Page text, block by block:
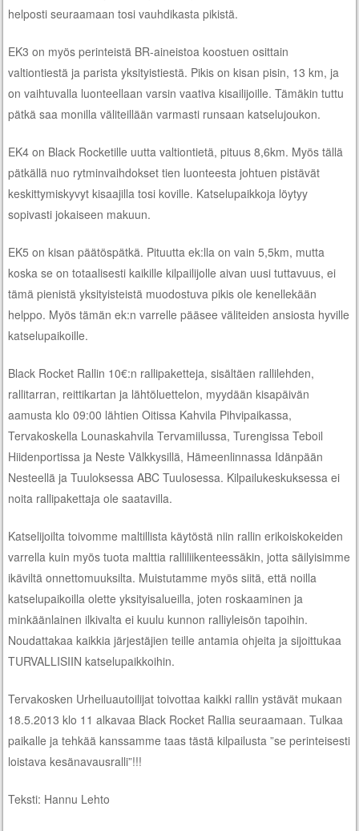
helposti seuraamaan tosi vauhdikasta pikistä.
EK3 on myös perinteistä BR-aineistoa koostuen osittain
valtiontiestä ja parista yksityistiestä. Pikis on kisan pisin, 13 km, ja
on vaihtuvalla luonteellaan varsin vaativa kisailijoille. Tämäkin tuttu
pätkä saa monilla väliteillään varmasti runsaan katselujoukon.
EK4 on Black Rocketille uutta valtiontietä, pituus 8,6km. Myös tällä
pätkällä nuo rytminvaihdokset tien luonteesta johtuen pistävät
keskittymiskyvyt kisaajilla tosi koville. Katselupaikkoja löytyy
sopivasti jokaiseen makuun.
EK5 on kisan päätöspätkä. Pituutta ek:lla on vain 5,5km, mutta
koska se on totaalisesti kaikille kilpailijolle aivan uusi tuttavuus, ei
tämä pienistä yksityisteistä muodostuva pikis ole kenellekään
helppo. Myös tämän ek:n varrelle pääsee väliteiden ansiosta hyville
katselupaikoille.
Black Rocket Rallin 10€:n rallipaketteja, sisältäen rallilehden,
rallitarran, reittikartan ja lähtöluettelon, myydään kisapäivän
aamusta klo 09:00 lähtien Oitissa Kahvila Pihvipaikassa,
Tervakoskella Lounaskahvila Tervamiilussa, Turengissa Teboil
Hiidenportissa ja Neste Välkkysillä, Hämeenlinnassa Idänpään
Nesteellä ja Tuuloksessa ABC Tuulosessa. Kilpailukeskuksessa ei
noita rallipakettaja ole saatavilla.
Katselijoilta toivomme maltillista käytöstä niin rallin erikoiskokeiden
varrella kuin myös tuota malttia ralliliikenteessäkin, jotta säilyisimme
ikäviltä onnettomuuksilta. Muistutamme myös siitä, että noilla
katselupaikoilla olette yksityisalueilla, joten roskaaminen ja
minkäänlainen ilkivalta ei kuulu kunnon ralliyleisön tapoihin.
Noudattakaa kaikkia järjestäjien teille antamia ohjeita ja sijoittukaa
TURVALLISIIN katselupaikkoihin.
Tervakosken Urheiluautoilijat toivottaa kaikki rallin ystävät mukaan
18.5.2013 klo 11 alkavaa Black Rocket Rallia seuraamaan. Tulkaa
paikalle ja tehkää kanssamme taas tästä kilpailusta ”se perinteisesti
loistava kesänavausralli”!!!
Teksti: Hannu Lehto